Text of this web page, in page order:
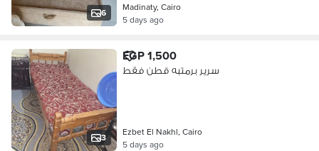
6
Madinaty, Cairo
5 days ago
3
EGP 1,500
سرير برمتبه قطن فقط
Ezbet El Nakhl, Cairo
5 days ago